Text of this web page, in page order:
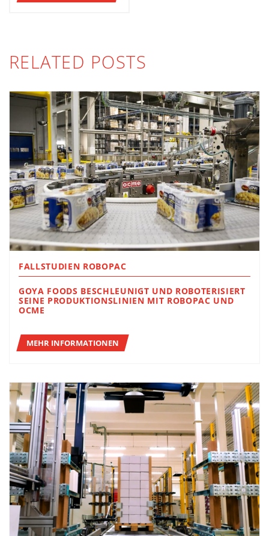
RELATED POSTS
FALLSTUDIEN ROBOPAC
GOYA FOODS BESCHLEUNIGT UND ROBOTERISIERT
SEINE PRODUKTIONSLINIEN MIT ROBOPAC UND
OCME
MEHR INFORMATIONEN